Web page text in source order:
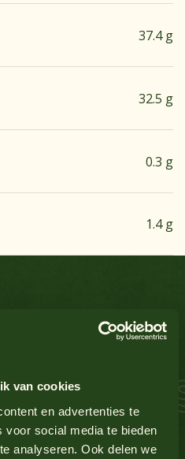
van cookies
en advertenties te
voor social media te bieden
analyseren. Ook delen we
37.4 g
32.5 g
0.3 g
1.4 g
Nee
Bekijk alle producten